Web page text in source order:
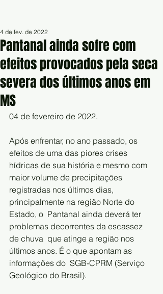
Pantanal ainda sofre com
efeitos provocados pela seca
severa dos últimos anos em
MS
4 de fev. de 2022
04 de fevereiro de 2022.
Após enfrentar, no ano passado, os
efeitos de uma das piores crises
hídricas de sua história e mesmo com
maior volume de precipitações
registradas nos últimos dias,
principalmente na região Norte do
Estado, o  Pantanal ainda deverá ter
problemas decorrentes da escassez
de chuva  que atinge a região nos
últimos anos. É o que apontam as
informações do  SGB-CPRM (Serviço
Geológico do Brasil).